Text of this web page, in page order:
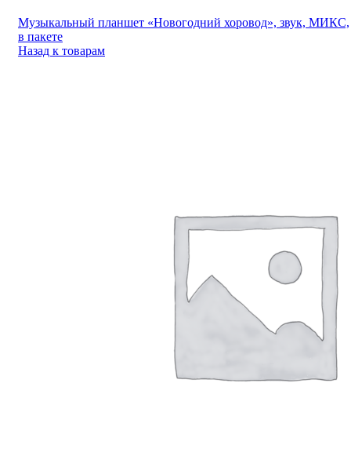
Музыкальный планшет «Новогодний хоровод», звук, МИКС,
в пакете
Назад к товарам